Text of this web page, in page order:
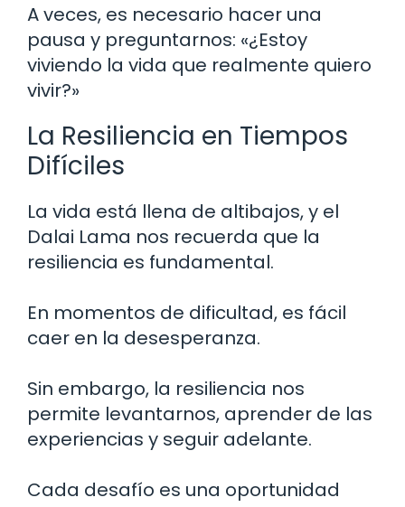
A veces, es necesario hacer una
pausa y preguntarnos: «¿Estoy
viviendo la vida que realmente quiero
vivir?»
La Resiliencia en Tiempos
Difíciles
La vida está llena de altibajos, y el
Dalai Lama nos recuerda que la
resiliencia es fundamental.
En momentos de dificultad, es fácil
caer en la desesperanza.
Sin embargo, la resiliencia nos
permite levantarnos, aprender de las
experiencias y seguir adelante.
Cada desafío es una oportunidad